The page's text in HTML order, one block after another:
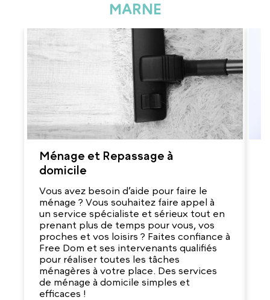
MARNE
Ménage et Repassage à
domicile
Vous avez besoin d’aide pour faire le
ménage ? Vous souhaitez faire appel à
un service spécialiste et sérieux tout en
prenant plus de temps pour vous, vos
proches et vos loisirs ? Faites confiance à
Free Dom et ses intervenants qualifiés
pour réaliser toutes les tâches
ménagères à votre place. Des services
de ménage à domicile simples et
efficaces !